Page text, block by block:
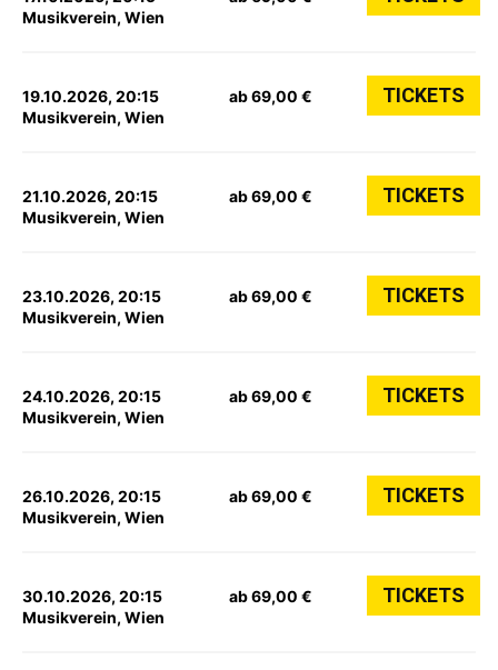
Musikverein, Wien
19.10.2026, 20:15
Musikverein, Wien
ab 69,00 € TICKETS
21.10.2026, 20:15
Musikverein, Wien
ab 69,00 € TICKETS
23.10.2026, 20:15
Musikverein, Wien
ab 69,00 € TICKETS
24.10.2026, 20:15
Musikverein, Wien
ab 69,00 € TICKETS
26.10.2026, 20:15
Musikverein, Wien
ab 69,00 € TICKETS
30.10.2026, 20:15
Musikverein, Wien
ab 69,00 € TICKETS